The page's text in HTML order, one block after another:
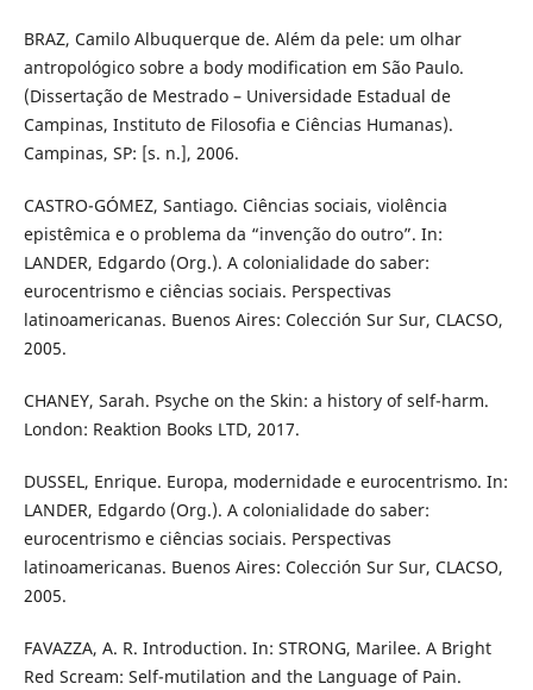
BRAZ, Camilo Albuquerque de. Além da pele: um olhar
antropológico sobre a body modification em São Paulo.
(Dissertação de Mestrado – Universidade Estadual de
Campinas, Instituto de Filosofia e Ciências Humanas).
Campinas, SP: [s. n.], 2006.
CASTRO-GÓMEZ, Santiago. Ciências sociais, violência
epistêmica e o problema da “invenção do outro”. In:
LANDER, Edgardo (Org.). A colonialidade do saber:
eurocentrismo e ciências sociais. Perspectivas
latinoamericanas. Buenos Aires: Colección Sur Sur, CLACSO,
2005.
CHANEY, Sarah. Psyche on the Skin: a history of self-harm.
London: Reaktion Books LTD, 2017.
DUSSEL, Enrique. Europa, modernidade e eurocentrismo. In:
LANDER, Edgardo (Org.). A colonialidade do saber:
eurocentrismo e ciências sociais. Perspectivas
latinoamericanas. Buenos Aires: Colección Sur Sur, CLACSO,
2005.
FAVAZZA, A. R. Introduction. In: STRONG, Marilee. A Bright
Red Scream: Self-mutilation and the Language of Pain.